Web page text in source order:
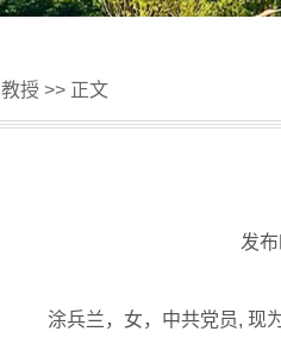
教授 >> 正文
发
涂兵兰，女，中共党员, 现